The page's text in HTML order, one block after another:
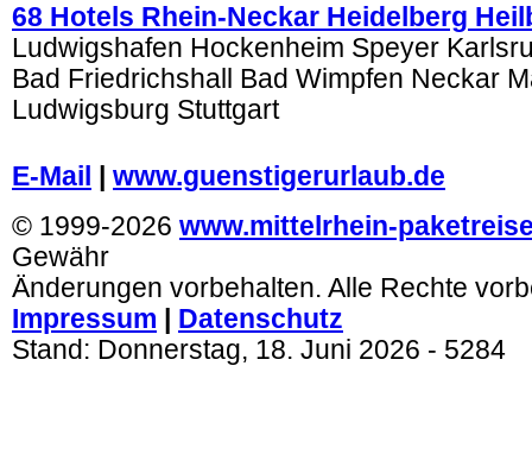
68 Hotels Rhein-Neckar Heidelberg
Ludwigshafen Hockenheim Speyer
Bad Friedrichshall Bad Wimpfen Neckar
Ludwigsburg Stuttgart
E-Mail
www.guenstigerurlaub.de
© 1999-2026 www.mittelrhein-
Gewähr
Änderungen vorbehalten. Alle Rechte
Impressum
Datenschutz
Stand: Donnerstag, 18. Juni 2026 - 5284